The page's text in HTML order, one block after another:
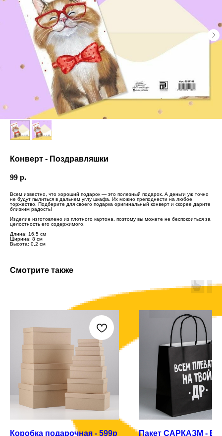
Конверт - Поздравляшки
99 р.
Всем известно, что хороший подарок — это полезный подарок. А деньги уж точно
не будут пылиться в дальнем углу шкафа. Их можно преподнести на любое
торжество. Подберите для своего подарка оригинальный конверт и скорее дарите
близким радость!
Изделие изготовлено из плотного картона, поэтому вы можете не беспокоиться за
целостность его содержимого.
Длина: 16,5 см
Ширина: 8 см
Высота: 0,2 см
Смотрите также
Коробка подарочная - 599р
Пакет САРКАЗМ -